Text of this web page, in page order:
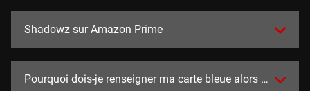
Shadowz sur Amazon Prime
Pourquoi dois-je renseigner ma carte bleue alors que